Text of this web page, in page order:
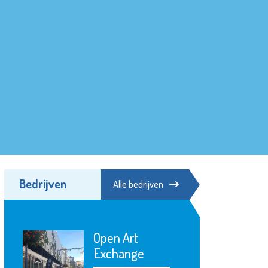
Bedrijven Alle bedrijven
Open Art
Exchange